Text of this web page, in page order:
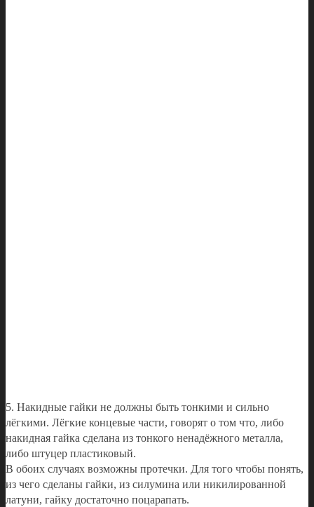
5. Накидные гайки не должны быть тонкими и сильно
лёгкими. Лёгкие концевые части, говорят о том что, либо
накидная гайка сделана из тонкого ненадёжного металла,
либо штуцер пластиковый.
В обоих случаях возможны протечки. Для того чтобы понять,
из чего сделаны гайки, из силумина или никилированной
латуни, гайку достаточно поцарапать.